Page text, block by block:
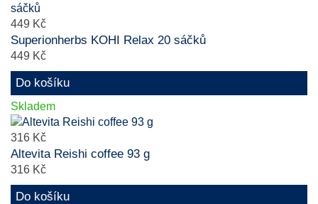
449 Kč
Superionherbs KOHI Relax 20 sáčků
449 Kč
Do košíku
Skladem
316 Kč
Altevita Reishi coffee 93 g
316 Kč
Do košíku